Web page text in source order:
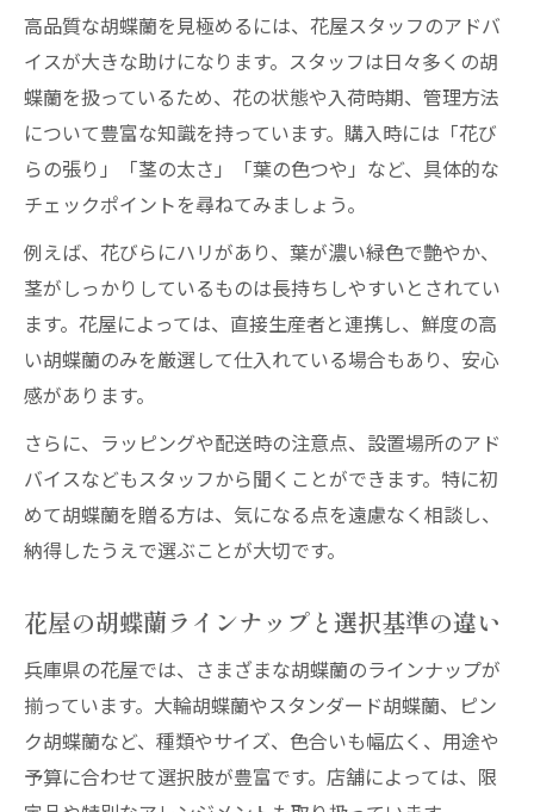
高品質な胡蝶蘭を見極めるには、花屋スタッフのアドバ
イスが大きな助けになります。スタッフは日々多くの胡
蝶蘭を扱っているため、花の状態や入荷時期、管理方法
について豊富な知識を持っています。購入時には「花び
らの張り」「茎の太さ」「葉の色つや」など、具体的な
チェックポイントを尋ねてみましょう。
例えば、花びらにハリがあり、葉が濃い緑色で艶やか、
茎がしっかりしているものは長持ちしやすいとされてい
ます。花屋によっては、直接生産者と連携し、鮮度の高
い胡蝶蘭のみを厳選して仕入れている場合もあり、安心
感があります。
さらに、ラッピングや配送時の注意点、設置場所のアド
バイスなどもスタッフから聞くことができます。特に初
めて胡蝶蘭を贈る方は、気になる点を遠慮なく相談し、
納得したうえで選ぶことが大切です。
花屋の胡蝶蘭ラインナップと選択基準の違い
兵庫県の花屋では、さまざまな胡蝶蘭のラインナップが
揃っています。大輪胡蝶蘭やスタンダード胡蝶蘭、ピン
ク胡蝶蘭など、種類やサイズ、色合いも幅広く、用途や
予算に合わせて選択肢が豊富です。店舗によっては、限